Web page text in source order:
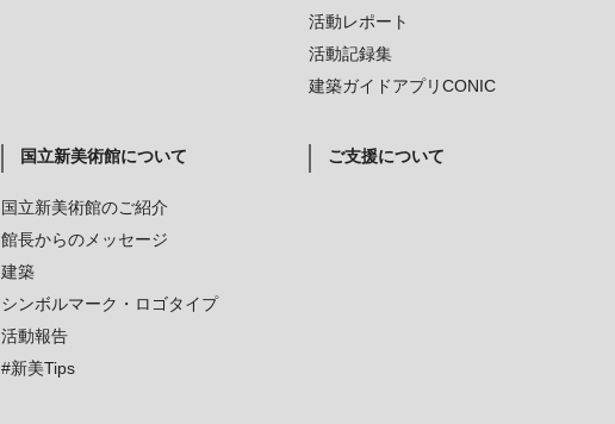
活動レポート
活動記録集
建築ガイドアプリCONIC
国立新美術館について
国立新美術館のご紹介
館長からのメッセージ
建築
シンボルマーク・ロゴタイプ
活動報告
#新美Tips
ご支援について